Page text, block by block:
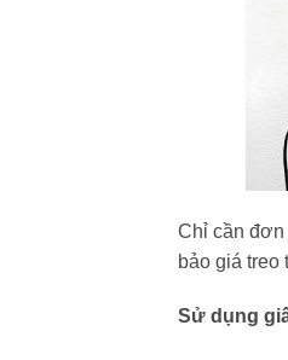
Chỉ cần đơn
bảo giá
Sử dụng